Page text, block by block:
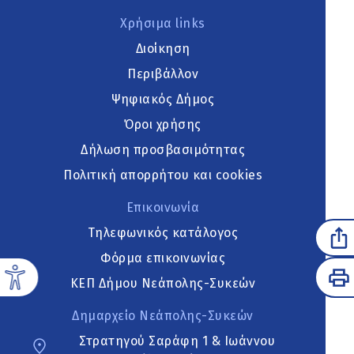
Χρήσιμα links
Διοίκηση
Περιβάλλον
Ψηφιακός Δήμος
Όροι χρήσης
Δήλωση προσβασιμότητας
Πολιτική απορρήτου και cookies
Επικοινωνία
Τηλεφωνικός κατάλογος
Φόρμα επικοινωνίας
ΚΕΠ Δήμου Νεάπολης-Συκεών
Δημαρχείο Νεάπολης-Συκεών
Στρατηγού Σαράφη 1 & Ιωάννου